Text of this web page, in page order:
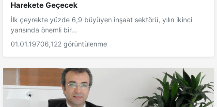
Harekete Geçecek
İlk çeyrekte yüzde 6,9 büyüyen inşaat sektörü, yılın ikinci
yarısında önemli bir...
01.01.19706,122 görüntülenme